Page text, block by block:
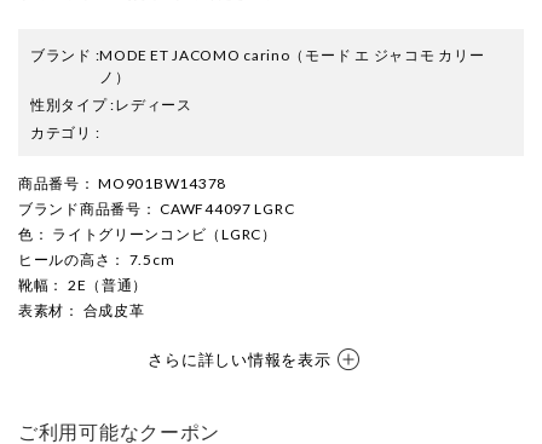
ブランド :MODE ET JACOMO carino （モード エ ジャコモ カリー
ノ）
性別タイプ:レディース
カテゴリ :
商品番号 ： MO901BW14378
ブランド商品番号 ： CAWF44097 LGRC
色 ： ライトグリーンコンビ（LGRC）
ヒールの高さ ： 7.5cm
靴幅 ： 2E（普通）
表素材 ： 合成皮革
さらに詳しい情報を表示
ご利用可能なクーポン